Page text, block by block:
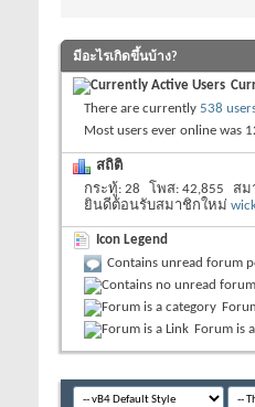
มีอะไรเกิดขึ้นบ้าง?
There are currently 538
Most users ever online was
สถิติ
กระทู้ 28 โพส 42,855 สม
ยินดีต้อนรับสมาชิกใหม่
Icon Legend
Contains unread forum
Forum is